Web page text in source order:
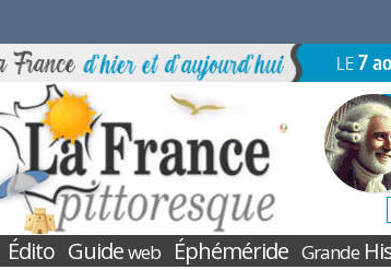
LE7
Édito Guideweb Éphéméride Grande